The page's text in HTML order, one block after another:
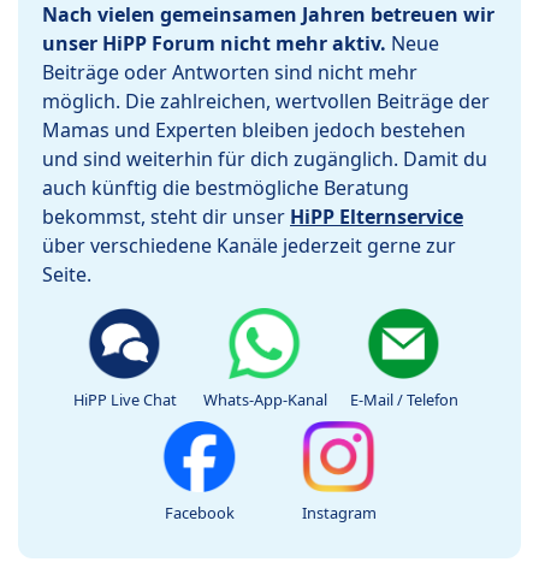
Nach vielen gemeinsamen Jahren betreuen wir
unser HiPP Forum nicht mehr aktiv. Neue
Beiträge oder Antworten sind nicht mehr
möglich. Die zahlreichen, wertvollen Beiträge der
Mamas und Experten bleiben jedoch bestehen
und sind weiterhin für dich zugänglich. Damit du
auch künftig die bestmögliche Beratung
bekommst, steht dir unser HiPP Elternservice
über verschiedene Kanäle jederzeit gerne zur
Seite.
HiPP Live Chat Whats-App-Kanal E-Mail / Telefon
Facebook Instagram